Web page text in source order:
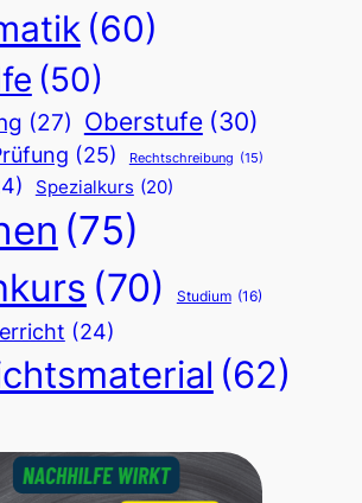
(60)
(50)
(27) Oberstufe (30)
(25) Rechtschreibung (15)
Spezialkurs (20)
(75)
(70) Studium (16)
(24)
(62)